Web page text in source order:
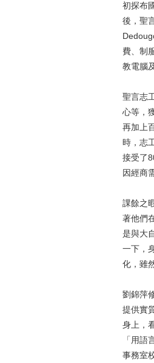
初探布
後，聖
費、制
教電腦
聖言志
心等，
再加上
時，志
接受了
因經商
課餘之
著他們
是與大
一下，
化，雖
劉錦萍
提供實
身上，
「用
事務室